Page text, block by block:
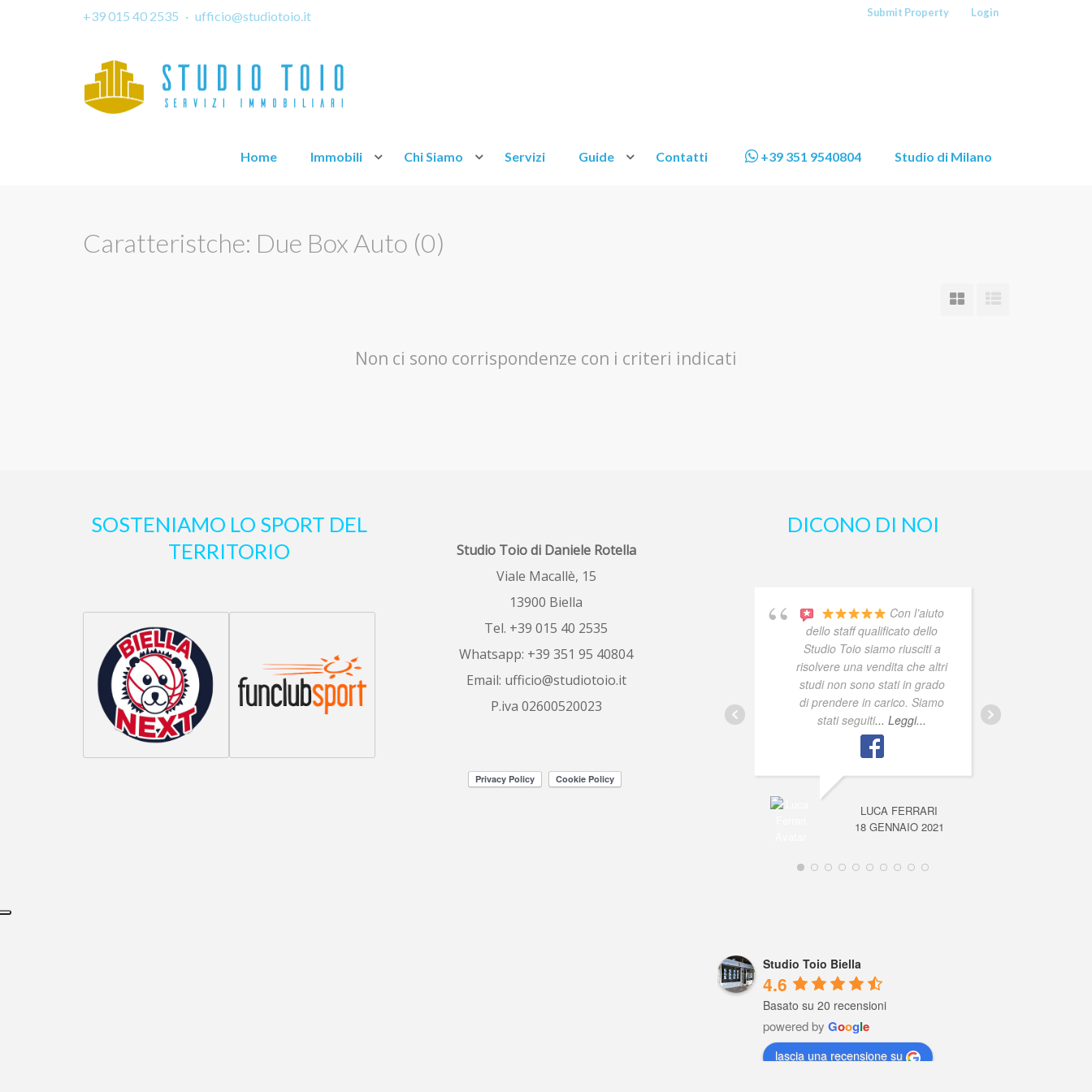
+39 015 40 2535 · ufficio@studiotoio.it Submit Property Login
Home Immobili Chi Siamo Servizi Guide Contatti +39 351 9540804 Studio di Milano
Caratteristche: Due Box Auto (0)
Non ci sono corrispondenze con i criteri indicati
DICONO DI NOI
Con l’aiuto
dello staff qualificato dello
Studio Toio siamo riusciti a
risolvere una vendita che altri
studi non sono stati in grado
di prendere in carico. Siamo
stati seguiti... Leggi...
LUCA FERRARI
18 GENNAIO 2021
Studio Toio Biella
4.6
Basato su 20 recensioni
powered by Google
lascia una recensione su
Studio Toio di Daniele Rotella
Viale Macallè, 15
13900 Biella
Tel. +39 015 40 2535
Whatsapp: +39 351 95 40804
Email: ufficio@studiotoio.it
P.iva 02600520023
SOSTENIAMO LO SPORT DEL
TERRITORIO